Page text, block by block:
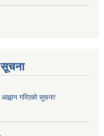
सूचना
गरिएको सूचना!